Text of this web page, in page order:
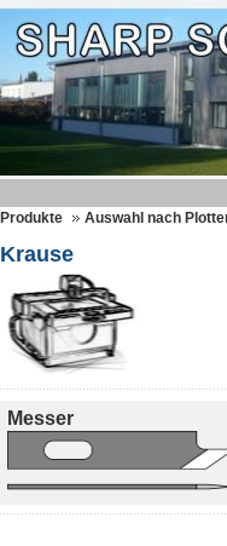
Produkte Auswahl nach
Krause
Messer